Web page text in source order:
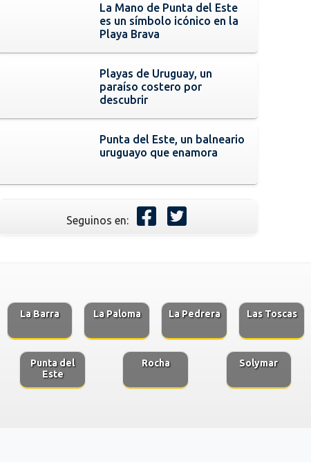
La Mano de Punta del Este
es un símbolo icónico en la
Playa Brava
Playas de Uruguay, un
paraíso costero por
descubrir
Punta del Este, un balneario
uruguayo que enamora
Seguinos en:
La Barra La Paloma La Pedrera Las Toscas
Punta del
Este
Rocha Solymar